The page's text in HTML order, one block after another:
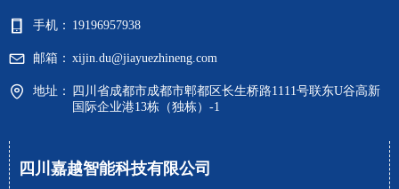
四川嘉越智能科技有限公司
手机： 19196957938
邮箱： xijin.du@jiayuezhineng.com
地址：
四川省成都市成都市郫都区长生桥路1111号联东U谷高新
国际企业港13栋（独栋）-1